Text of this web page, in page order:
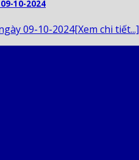
10-2024
09-10-2024[Xem chi tiết...]